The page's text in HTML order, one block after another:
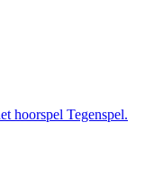
hoorspel Tegenspel.